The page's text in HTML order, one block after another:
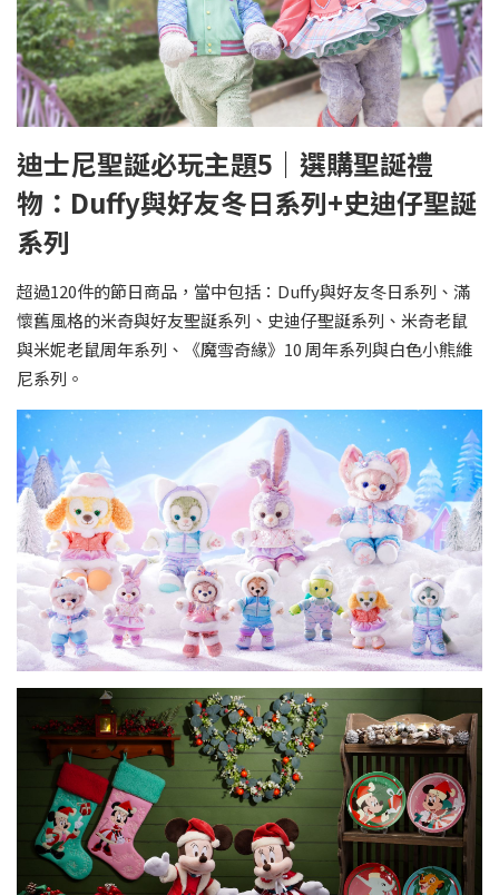
迪士尼聖誕必玩主題5｜選購聖誕禮
物：Duffy與好友冬日系列+史迪仔聖誕
系列
超過120件的節日商品，當中包括：Duffy與好友冬日系列、滿
懷舊風格的米奇與好友聖誕系列、史迪仔聖誕系列、米奇老鼠
與米妮老鼠周年系列、《魔雪奇緣》10 周年系列與白色小熊維
尼系列。